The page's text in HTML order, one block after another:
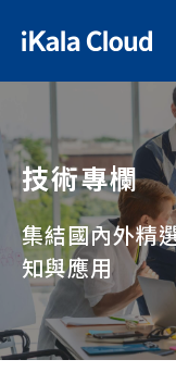
技術專欄
集結國內外精
知與應用